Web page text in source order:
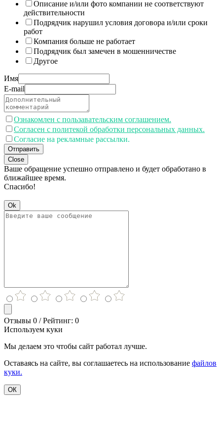
Описание и/или фото компании не соответствуют
действительности
Подрядчик нарушил условия договора и/или сроки
работ
Компания больше не работает
Подрядчик был замечен в мошенничестве
Другое
Имя
E-mail
Ознакомлен с пользавательским соглашением.
Согласен с политекой обработки персональных данных.
Согласие на рекламные рассылки.
Отправить
Close
Ваше обращение успешно отправлено и будет обработано в
ближайшее время.
Спасибо!
Ok
Отзывы 0 / Рейтинг: 0
Используем куки
Мы делаем это чтобы сайт работал лучше.
Оставаясь на сайте, вы соглашаетесь на использование файлов
куки.
ОК